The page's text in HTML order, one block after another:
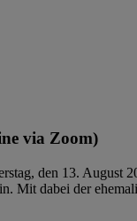
via Zoom)
den 13.
Mit dabei der